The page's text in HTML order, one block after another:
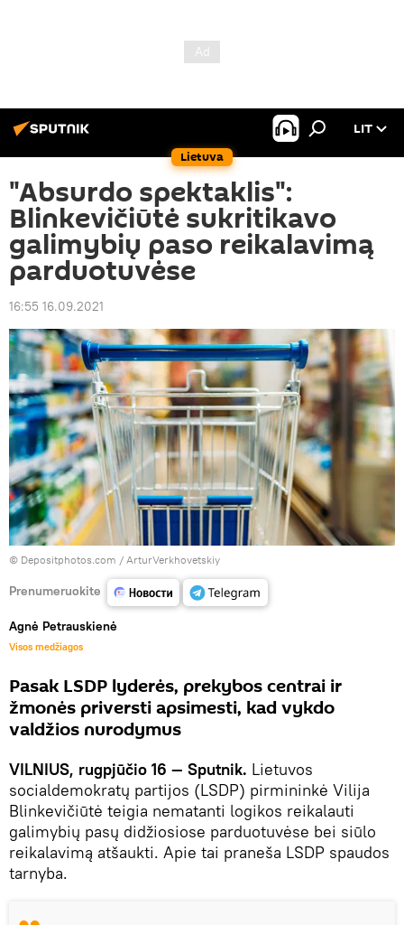
Lietuva
LIT
"Absurdo spektaklis":
Blinkevičiūtė sukritikavo
galimybių paso reikalavimą
parduotuvėse
16:55 16.09.2021
© Depositphotos.com / ArturVerkhovetskiy
Prenumeruokite
Agnė Petrauskienė
Visos medžiagos
Pasak LSDP lyderės, prekybos centrai ir
žmonės priversti apsimesti, kad vykdo
valdžios nurodymus
VILNIUS, rugpjūčio 16 — Sputnik. Lietuvos
socialdemokratų partijos (LSDP) pirmininkė Vilija
Blinkevičiūtė teigia nematanti logikos reikalauti
galimybių pasų didžiosiose parduotuvėse bei siūlo
reikalavimą atšaukti. Apie tai praneša LSDP spaudos
tarnyba.